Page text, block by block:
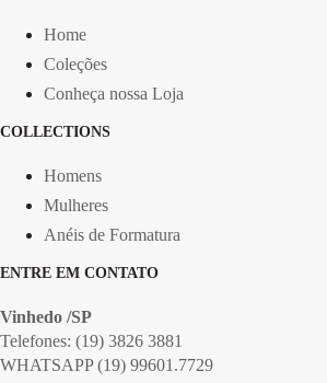
Home
Coleções
Conheça nossa Loja
COLLECTIONS
Homens
Mulheres
Anéis de Formatura
ENTRE EM CONTATO
Vinhedo /SP
Telefones: (19) 3826 3881
WHATSAPP (19) 99601.7729